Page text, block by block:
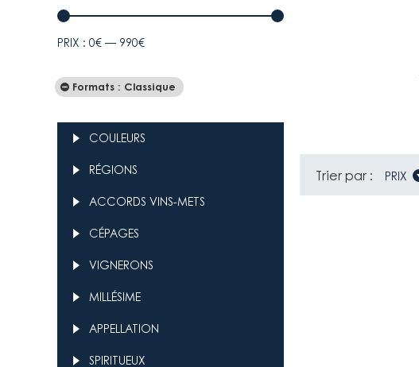
PRIX : 0€ — 990€
Formats : Classique
COULEURS
RÉGIONS
ACCORDS VINS-METS
CÉPAGES
VIGNERONS
MILLÉSIME
APPELLATION
SPIRITUEUX
Trier par : PRIX